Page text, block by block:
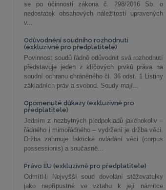
se po účinnosti zákona č. 298/2016 Sb. o
nedostatek obsahových náležitostí upravených
v...
Odůvodnění soudního rozhodnutí
(exkluzivně pro předplatitele)
Povinnost soudů řádně odůvodnit svá rozhodnutí
představuje jeden z klíčových prvků práva na
soudní ochranu chráněného čl. 36 odst. 1 Listiny
základních práv a svobod. Soudy mají...
Opomenuté důkazy (exkluzivně pro
předplatitele)
Jedním z nezbytných předpokladů jakéhokoliv –
řádného i mimořádného – vydržení je držba věci.
Držba zahrnuje faktické ovládání věci (corpus
possessionis) a současně...
Právo EU (exkluzivně pro předplatitele)
Odmítl-li Nejvyšší soud dovolání stěžovatelky
jako nepřípustné ve vztahu k její námitce